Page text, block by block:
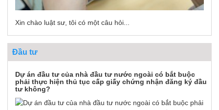
Xin chào luật sư, tôi có một câu hỏi...
Đầu tư
Dự án đầu tư của nhà đầu tư nước ngoài có bắt buộc
phải thực hiện thủ tục cấp giấy chứng nhận đăng ký đầu
tư không?